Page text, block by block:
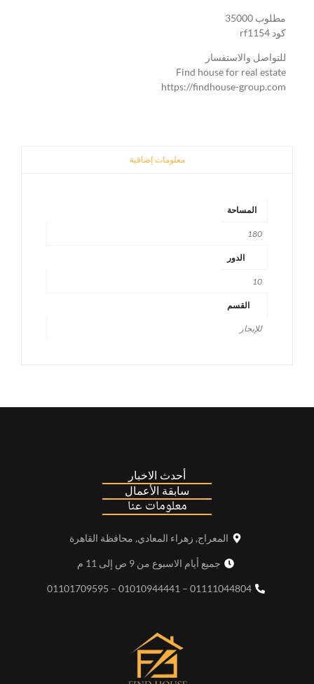
مطلوب 35000
كود rf1154
للتواصل والاستفسار
Find house for real estate
https://findhouse-group.com
معلومات إضافية
المساحة
180
الدور
10
القسم
للإيجار
أحدث الاخبار
سابقة الأعمال
معلومات عنا
المعراج, زهراء المعادي, محافظة القاهرة
جميع أيام الاسبوع من 9 ص إلى 11 م
01111044804 – 01010944441 – 01101709595